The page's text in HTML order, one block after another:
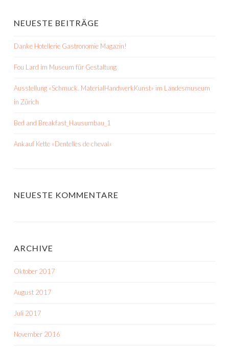
NEUESTE BEITRÄGE
Danke Hotellerie Gastronomie Magazin!
Fou Lard im Museum für Gestaltung
Ausstellung «Schmuck. MaterialHandwerkKunst» im Landesmuseum
in Zürich
Bed and Breakfast_Hausumbau_1
Ankauf Kette «Dentelles de cheval»
NEUESTE KOMMENTARE
ARCHIVE
Oktober 2017
August 2017
Juli 2017
November 2016